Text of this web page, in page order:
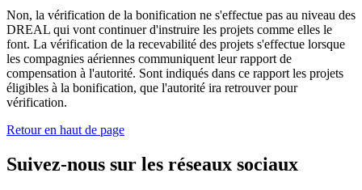
Non, la vérification de la bonification ne s'effectue pas au niveau des
DREAL qui vont continuer d'instruire les projets comme elles le
font. La vérification de la recevabilité des projets s'effectue lorsque
les compagnies aériennes communiquent leur rapport de
compensation à l'autorité. Sont indiqués dans ce rapport les projets
éligibles à la bonification, que l'autorité ira retrouver pour
vérification.
Retour en haut de page
Suivez-nous sur les réseaux sociaux